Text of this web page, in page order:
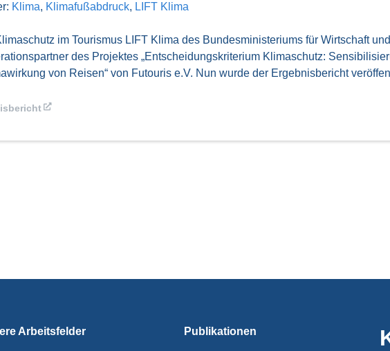
Klima, Klimafußabdruck, LIFT Klima
im Tourismus LIFT Klima des Bundesministeriums für Wirtschaft
des Projektes „Entscheidungskriterium Klimaschutz:
von Reisen“ von Futouris e.V. Nun wurde der Ergebnisbericht
Arbeitsfelder Publikationen